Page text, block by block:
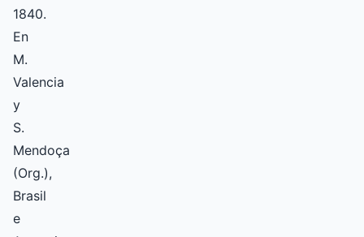
1840.
En
M.
Valencia
y
S.
Mendoça
(Org.),
Brasil
e